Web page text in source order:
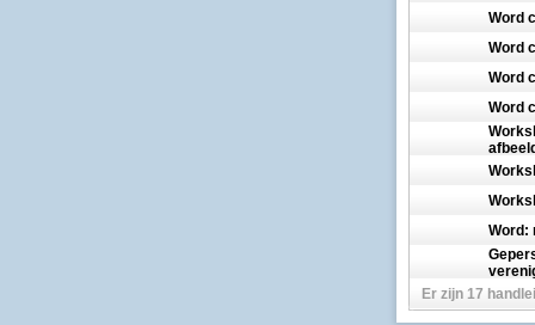
Word
Word
Word
Word
Word:
Er zijn 17